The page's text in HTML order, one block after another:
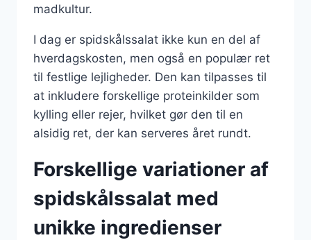
madkultur.
I dag er spidskålssalat ikke kun en del af
hverdagskosten, men også en populær ret
til festlige lejligheder. Den kan tilpasses til
at inkludere forskellige proteinkilder som
kylling eller rejer, hvilket gør den til en
alsidig ret, der kan serveres året rundt.
Forskellige variationer af
spidskålssalat med
unikke ingredienser